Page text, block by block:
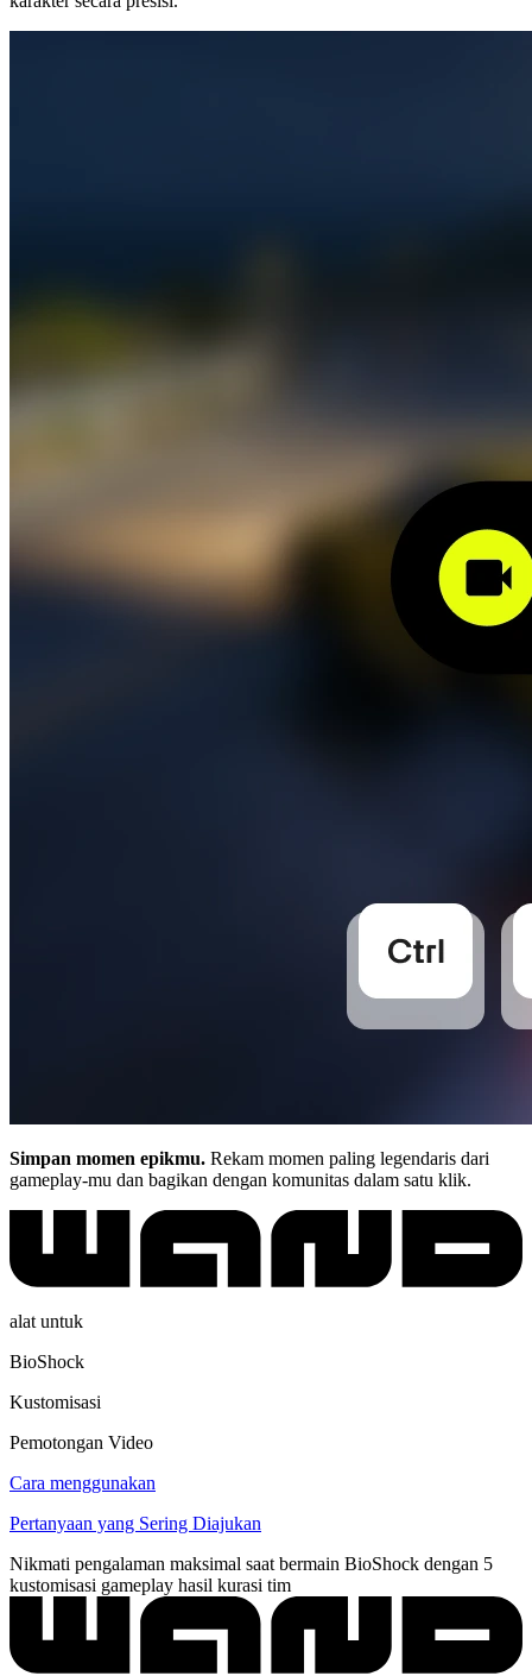
Simpan momen epikmu. Rekam momen paling legendaris dari
gameplay-mu dan bagikan dengan komunitas dalam satu klik.
alat untuk
BioShock
Kustomisasi
Pemotongan Video
Cara menggunakan
Pertanyaan yang Sering Diajukan
Nikmati pengalaman maksimal saat bermain BioShock dengan 5
kustomisasi gameplay hasil kurasi tim